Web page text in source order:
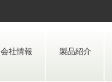
会社情報 製品紹介